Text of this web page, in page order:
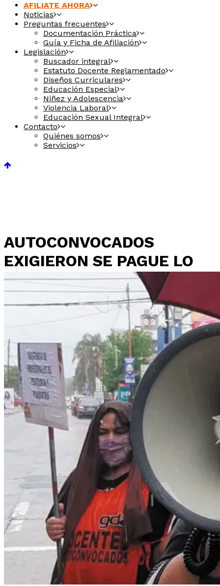
AFILIATE AHORA
Noticias
Preguntas frecuentes
Documentación Práctica
Guía y Ficha de Afiliación
Legislación
Buscador integral
Estatuto Docente Reglamentado
Diseños Curriculares
Educación Especial
Niñez y Adolescencia
Violencia Laboral
Educación Sexual Integral
Contacto
Quiénes somos
Servicios
AUTOCONVOCADOS
EXIGIERON SE PAGUE LO
QUE CORRESPONDA A
PRESTADORXS Y
ASEGUREN LA SALUD Y LA
VIDA A LXS
TRABAJADORXS.